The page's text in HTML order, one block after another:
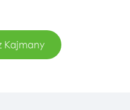
Kajmany